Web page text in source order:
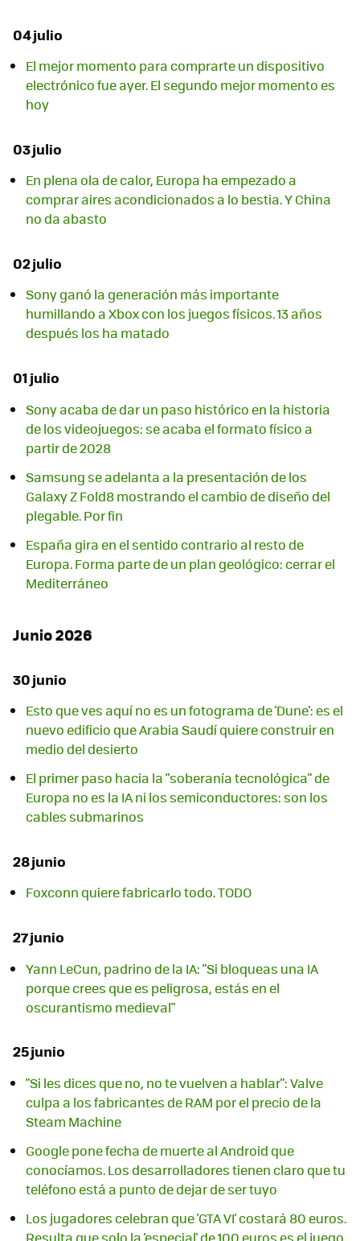
04 julio
El mejor momento para comprarte un dispositivo
electrónico fue ayer. El segundo mejor momento es
hoy
03 julio
En plena ola de calor, Europa ha empezado a
comprar aires acondicionados a lo bestia. Y China
no da abasto
02 julio
Sony ganó la generación más importante
humillando a Xbox con los juegos físicos. 13 años
después los ha matado
01 julio
Sony acaba de dar un paso histórico en la historia
de los videojuegos: se acaba el formato físico a
partir de 2028
Samsung se adelanta a la presentación de los
Galaxy Z Fold8 mostrando el cambio de diseño del
plegable. Por fin
España gira en el sentido contrario al resto de
Europa. Forma parte de un plan geológico: cerrar el
Mediterráneo
Junio 2026
30 junio
Esto que ves aquí no es un fotograma de 'Dune': es el
nuevo edificio que Arabia Saudí quiere construir en
medio del desierto
El primer paso hacia la "soberanía tecnológica" de
Europa no es la IA ni los semiconductores: son los
cables submarinos
28 junio
Foxconn quiere fabricarlo todo. TODO
27 junio
Yann LeCun, padrino de la IA: "Si bloqueas una IA
porque crees que es peligrosa, estás en el
oscurantismo medieval"
25 junio
"Si les dices que no, no te vuelven a hablar": Valve
culpa a los fabricantes de RAM por el precio de la
Steam Machine
Google pone fecha de muerte al Android que
conocíamos. Los desarrolladores tienen claro que tu
teléfono está a punto de dejar de ser tuyo
Los jugadores celebran que 'GTA VI' costará 80 euros.
Resulta que solo la 'especial' de 100 euros es el juego